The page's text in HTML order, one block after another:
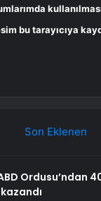
bu tarayıcıya
Son Eklenen
Ordusu’ndan